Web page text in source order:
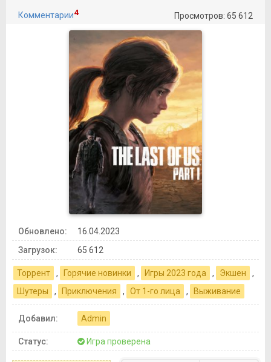
Комментарии4 Просмотров: 65 612
Обновлено:
16.04.2023
Загрузок:
65 612
Торрент , Горячие новинки , Игры 2023 года , Экшен
,
Шутеры
, Приключения , От 1-го лица , Выживание
Добавил: Admin
Статус: Игра проверена